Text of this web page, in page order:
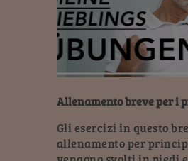
Allenamento breve per i
Gli esercizi in questo
allenamento per